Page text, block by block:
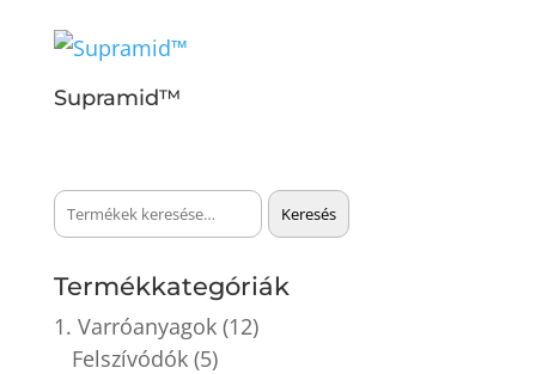
Supramid™
Keresés
a
Keresés
Termékkategóriák
1. Varróanyagok (12)
Felszívódók (5)